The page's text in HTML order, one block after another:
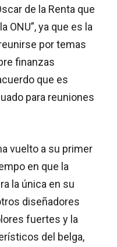
de la Renta que
ONU”, ya que es la
por temas
finanzas
que es
para reuniones
vuelto a su primer
en que la
la única en su
diseñadores
fuertes y la
del belga,